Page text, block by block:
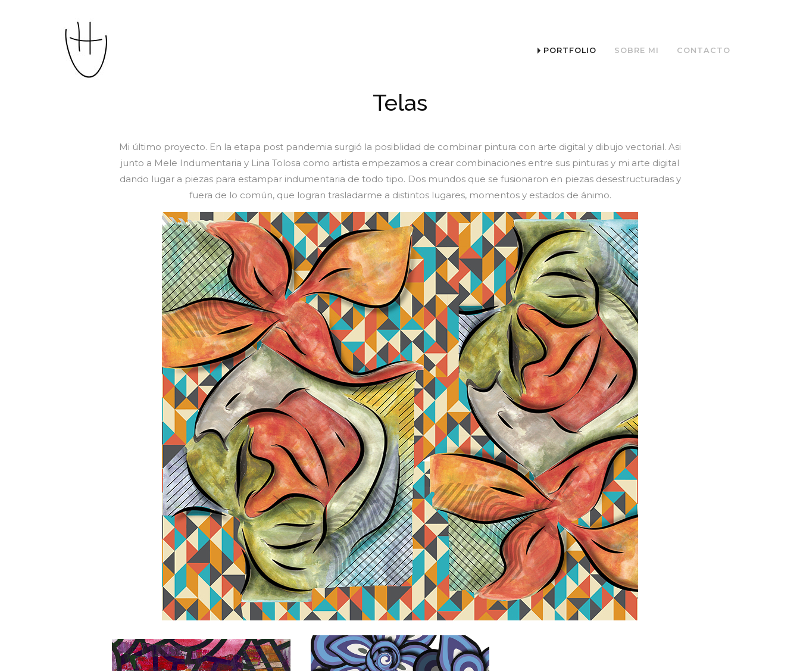
PORTFOLIO SOBRE MI CONTACTO
Telas
Mi último proyecto. En la etapa post pandemia surgió la posiblidad de combinar pintura con arte digital y dibujo vectorial. Asi
junto a Mele Indumentaria y Lina Tolosa como artista empezamos a crear combinaciones entre sus pinturas y mi arte digital
dando lugar a piezas para estampar indumentaria de todo tipo. Dos mundos que se fusionaron en piezas desestructuradas y
fuera de lo común, que logran trasladarme a distintos lugares, momentos y estados de ánimo.